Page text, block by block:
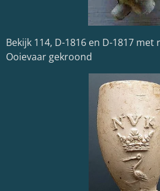
Bekijk 114, D-1816 en D-1817 met
Ooievaar gekroond